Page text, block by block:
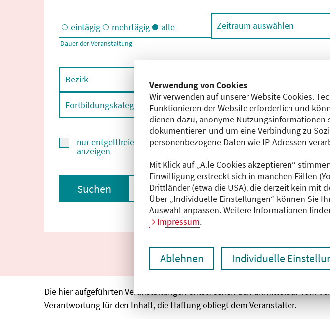
Verwendung von Cookies
Wir verwenden auf unserer Website Cookies.
Funktionieren der Website erforderlich und
dienen dazu, anonyme Nutzungsinformationen
dokumentieren und um eine Verbindung zu
personenbezogene Daten wie IP-Adressen
Mit Klick auf „Alle Cookies akzeptieren“
Einwilligung erstreckt sich in manchen Fällen
Drittländer (etwa die USA), die derzeit kein mit
Über „Individuelle Einstellungen“ können Sie
Auswahl anpassen. Weitere Informationen
Impressum.
Ablehnen Individuelle
Eintägige und/oder mehrtägige Veranstaltungen
eintägig mehrtägig alle
Dauer der Veranstaltung
Zeitraum auswählen
Bezirk
Fortbildungskategorie Fachgebiet
nur entgeltfreie Fortbildungen
anzeigen
Suchen Filter zurücksetzen Ergebnisse
Die hier aufgeführten Veranstaltungen entsprechen den unmittelbar vom
Verantwortung für den Inhalt, die Haftung obliegt dem Veranstalter.